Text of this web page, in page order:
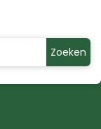
Zoeken